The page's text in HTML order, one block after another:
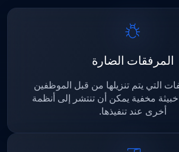
المرفقات الضارة
التي يتم تنزيلها من قبل الموظفين
مخفية يمكن أن تنتشر إلى أنظمة
أخرى عند تنفيذها.